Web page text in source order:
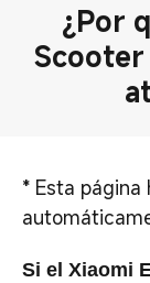
¿Por
Scooter
* Esta
Si el Xiaomi